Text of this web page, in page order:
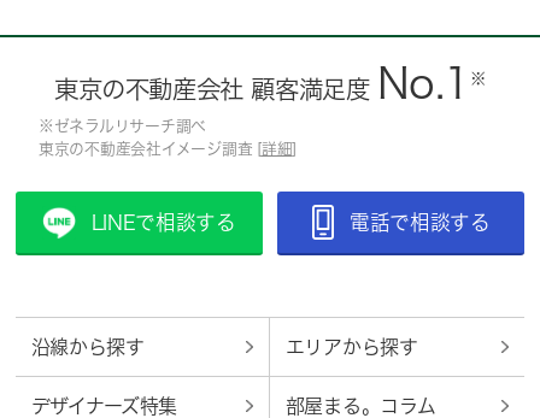
東京の不動産会社 顧客満足度 No.1 ※
※ゼネラルリサーチ調べ
東京の不動産会社イメージ調査 [ 詳細
LINEで相談する 電話で相談する
沿線から探す エリアから探す
デザイナーズ特集 部屋まる。コラム